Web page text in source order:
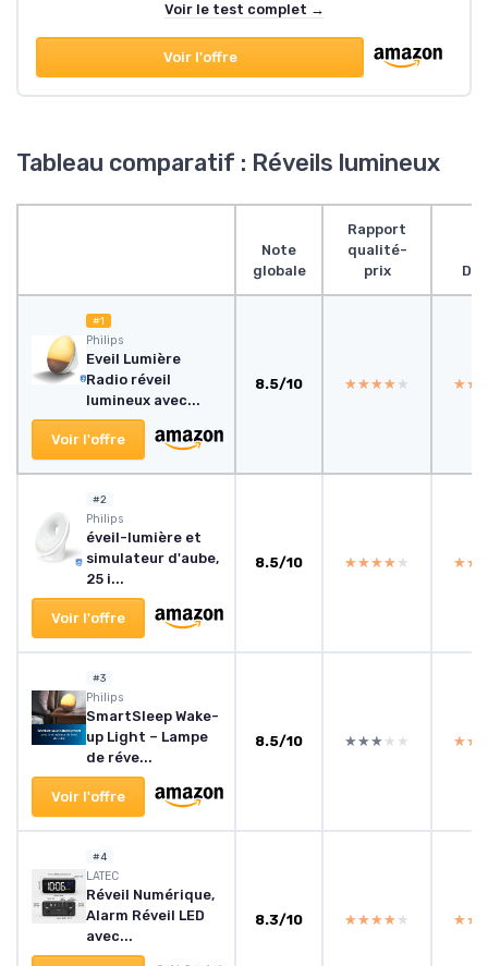
Voir le test complet →
Voir l'offre
Tableau comparatif : Réveils lumineux
Note
globale
Rapport
qualité-
prix
#1
‎Philips
Eveil Lumière
Radio réveil
lumineux avec...
Voir l'offre
8.5/10 ★★★★★
★★★★★
#2
Philips
éveil-lumière et
simulateur d'aube,
25 i...
Voir l'offre
8.5/10 ★★★★★
★★★★★
#3
Philips
SmartSleep Wake-
up Light – Lampe
de réve...
Voir l'offre
8.5/10 ★★★★★
★★★★★
#4
‎LATEC
Réveil Numérique,
Alarm Réveil LED
avec...
8.3/10 ★★★★★
★★★★★